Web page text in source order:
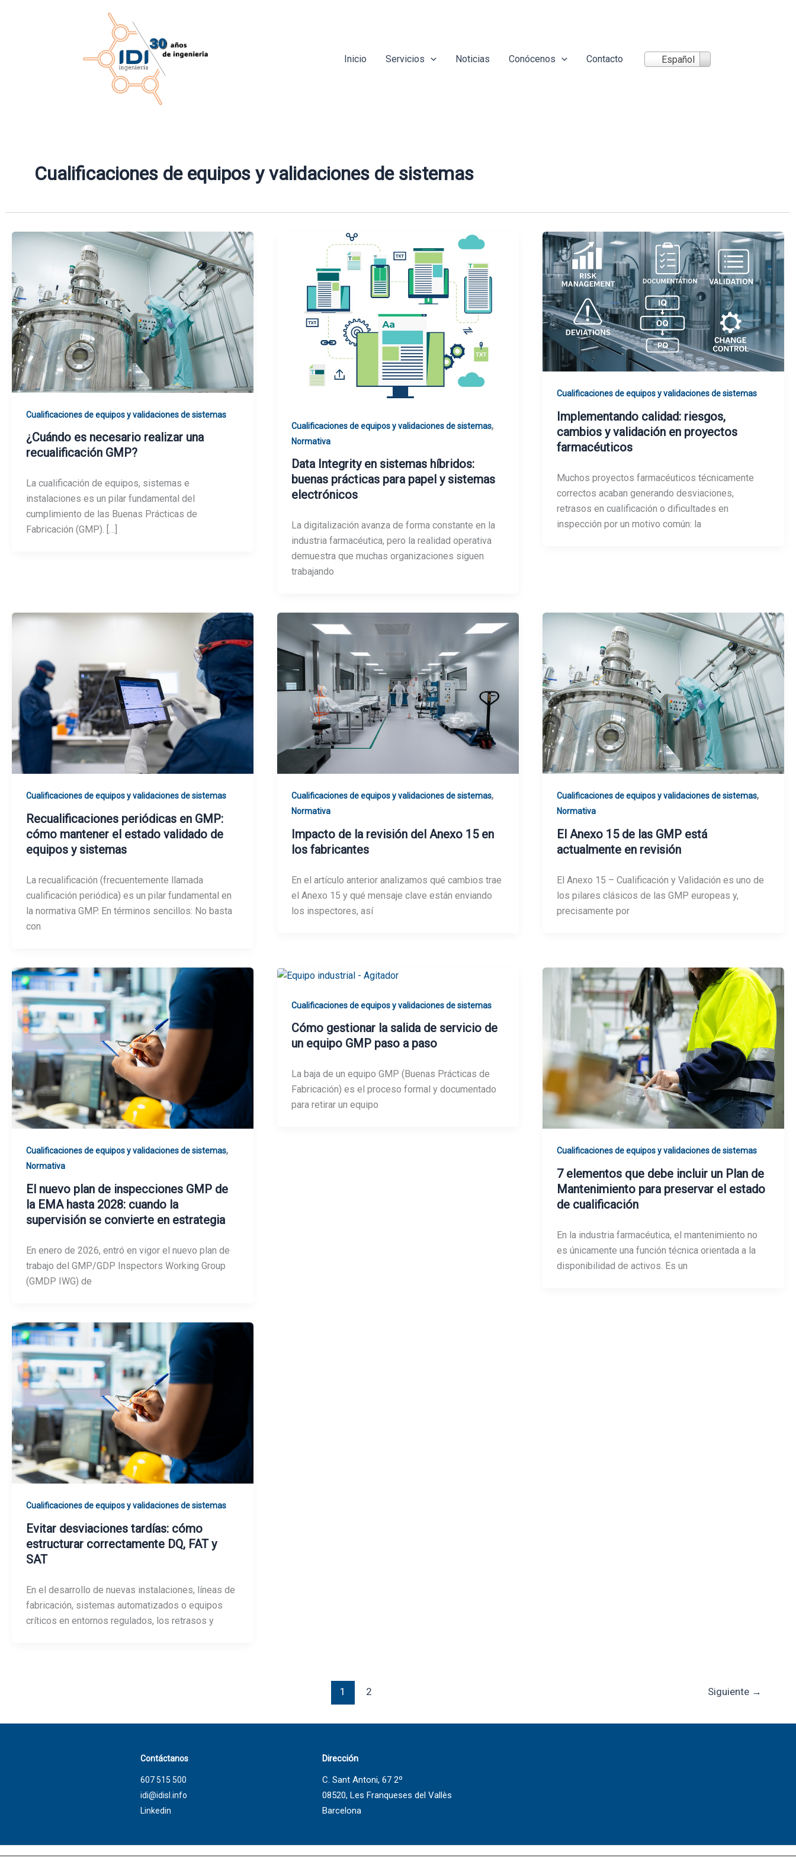
Inicio
Servicios Noticias Conócenos Contacto Español
Cualificaciones de equipos y validaciones de sistemas
Cualificaciones de equipos y validaciones de sistemas
¿Cuándo es necesario realizar una
recualificación GMP?
La cualificación de equipos, sistemas e
instalaciones es un pilar fundamental del
cumplimiento de las Buenas Prácticas de
Fabricación (GMP). […]
Cualificaciones de equipos y validaciones de sistemas,
Normativa
Data Integrity en sistemas híbridos:
buenas prácticas para papel y sistemas
electrónicos
La digitalización avanza de forma constante en la
industria farmacéutica, pero la realidad operativa
demuestra que muchas organizaciones siguen
trabajando
Cualificaciones de equipos y validaciones de sistemas
Implementando calidad: riesgos,
cambios y validación en proyectos
farmacéuticos
Muchos proyectos farmacéuticos técnicamente
correctos acaban generando desviaciones,
retrasos en cualificación o dificultades en
inspección por un motivo común: la
Cualificaciones de equipos y validaciones de sistemas
Recualificaciones periódicas en GMP:
cómo mantener el estado validado de
equipos y sistemas
La recualificación (frecuentemente llamada
cualificación periódica) es un pilar fundamental en
la normativa GMP. En términos sencillos: No basta
con
Cualificaciones de equipos y validaciones de sistemas,
Normativa
Impacto de la revisión del Anexo 15 en
los fabricantes
En el artículo anterior analizamos qué cambios trae
el Anexo 15 y qué mensaje clave están enviando
los inspectores, así
Cualificaciones de equipos y validaciones de sistemas,
Normativa
El Anexo 15 de las GMP está
actualmente en revisión
El Anexo 15 – Cualificación y Validación es uno de
los pilares clásicos de las GMP europeas y,
precisamente por
Cualificaciones de equipos y validaciones de sistemas,
Normativa
El nuevo plan de inspecciones GMP de
la EMA hasta 2028: cuando la
supervisión se convierte en estrategia
En enero de 2026, entró en vigor el nuevo plan de
trabajo del GMP/GDP Inspectors Working Group
(GMDP IWG) de
Cualificaciones de equipos y validaciones de sistemas
Cómo gestionar la salida de servicio de
un equipo GMP paso a paso
La baja de un equipo GMP (Buenas Prácticas de
Fabricación) es el proceso formal y documentado
para retirar un equipo
Cualificaciones de equipos y validaciones de sistemas
7 elementos que debe incluir un Plan de
Mantenimiento para preservar el estado
de cualificación
En la industria farmacéutica, el mantenimiento no
es únicamente una función técnica orientada a la
disponibilidad de activos. Es un
Cualificaciones de equipos y validaciones de sistemas
Evitar desviaciones tardías: cómo
estructurar correctamente DQ, FAT y
SAT
En el desarrollo de nuevas instalaciones, líneas de
fabricación, sistemas automatizados o equipos
críticos en entornos regulados, los retrasos y
1 2 Siguiente →
Contáctanos
607 515 500
idi@idisl.info
Linkedin
Dirección
C. Sant Antoni, 67 2º
08520, Les Franqueses del Vallès
Barcelona